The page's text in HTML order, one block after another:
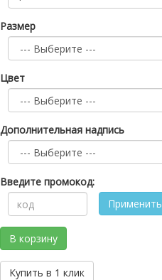
Размер
Цвет
Дополнительная надпись
Введите промокод:
Применить
В корзину
Купить в 1 клик